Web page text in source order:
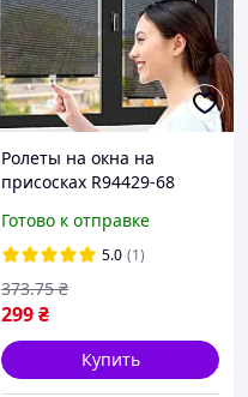
Ролеты на окна на
присосках R94429-68
шторка солнцезащитная
для авто и квартиры
Готово к отправке
5.0 (1)
299₴
373.75 ₴
Купить